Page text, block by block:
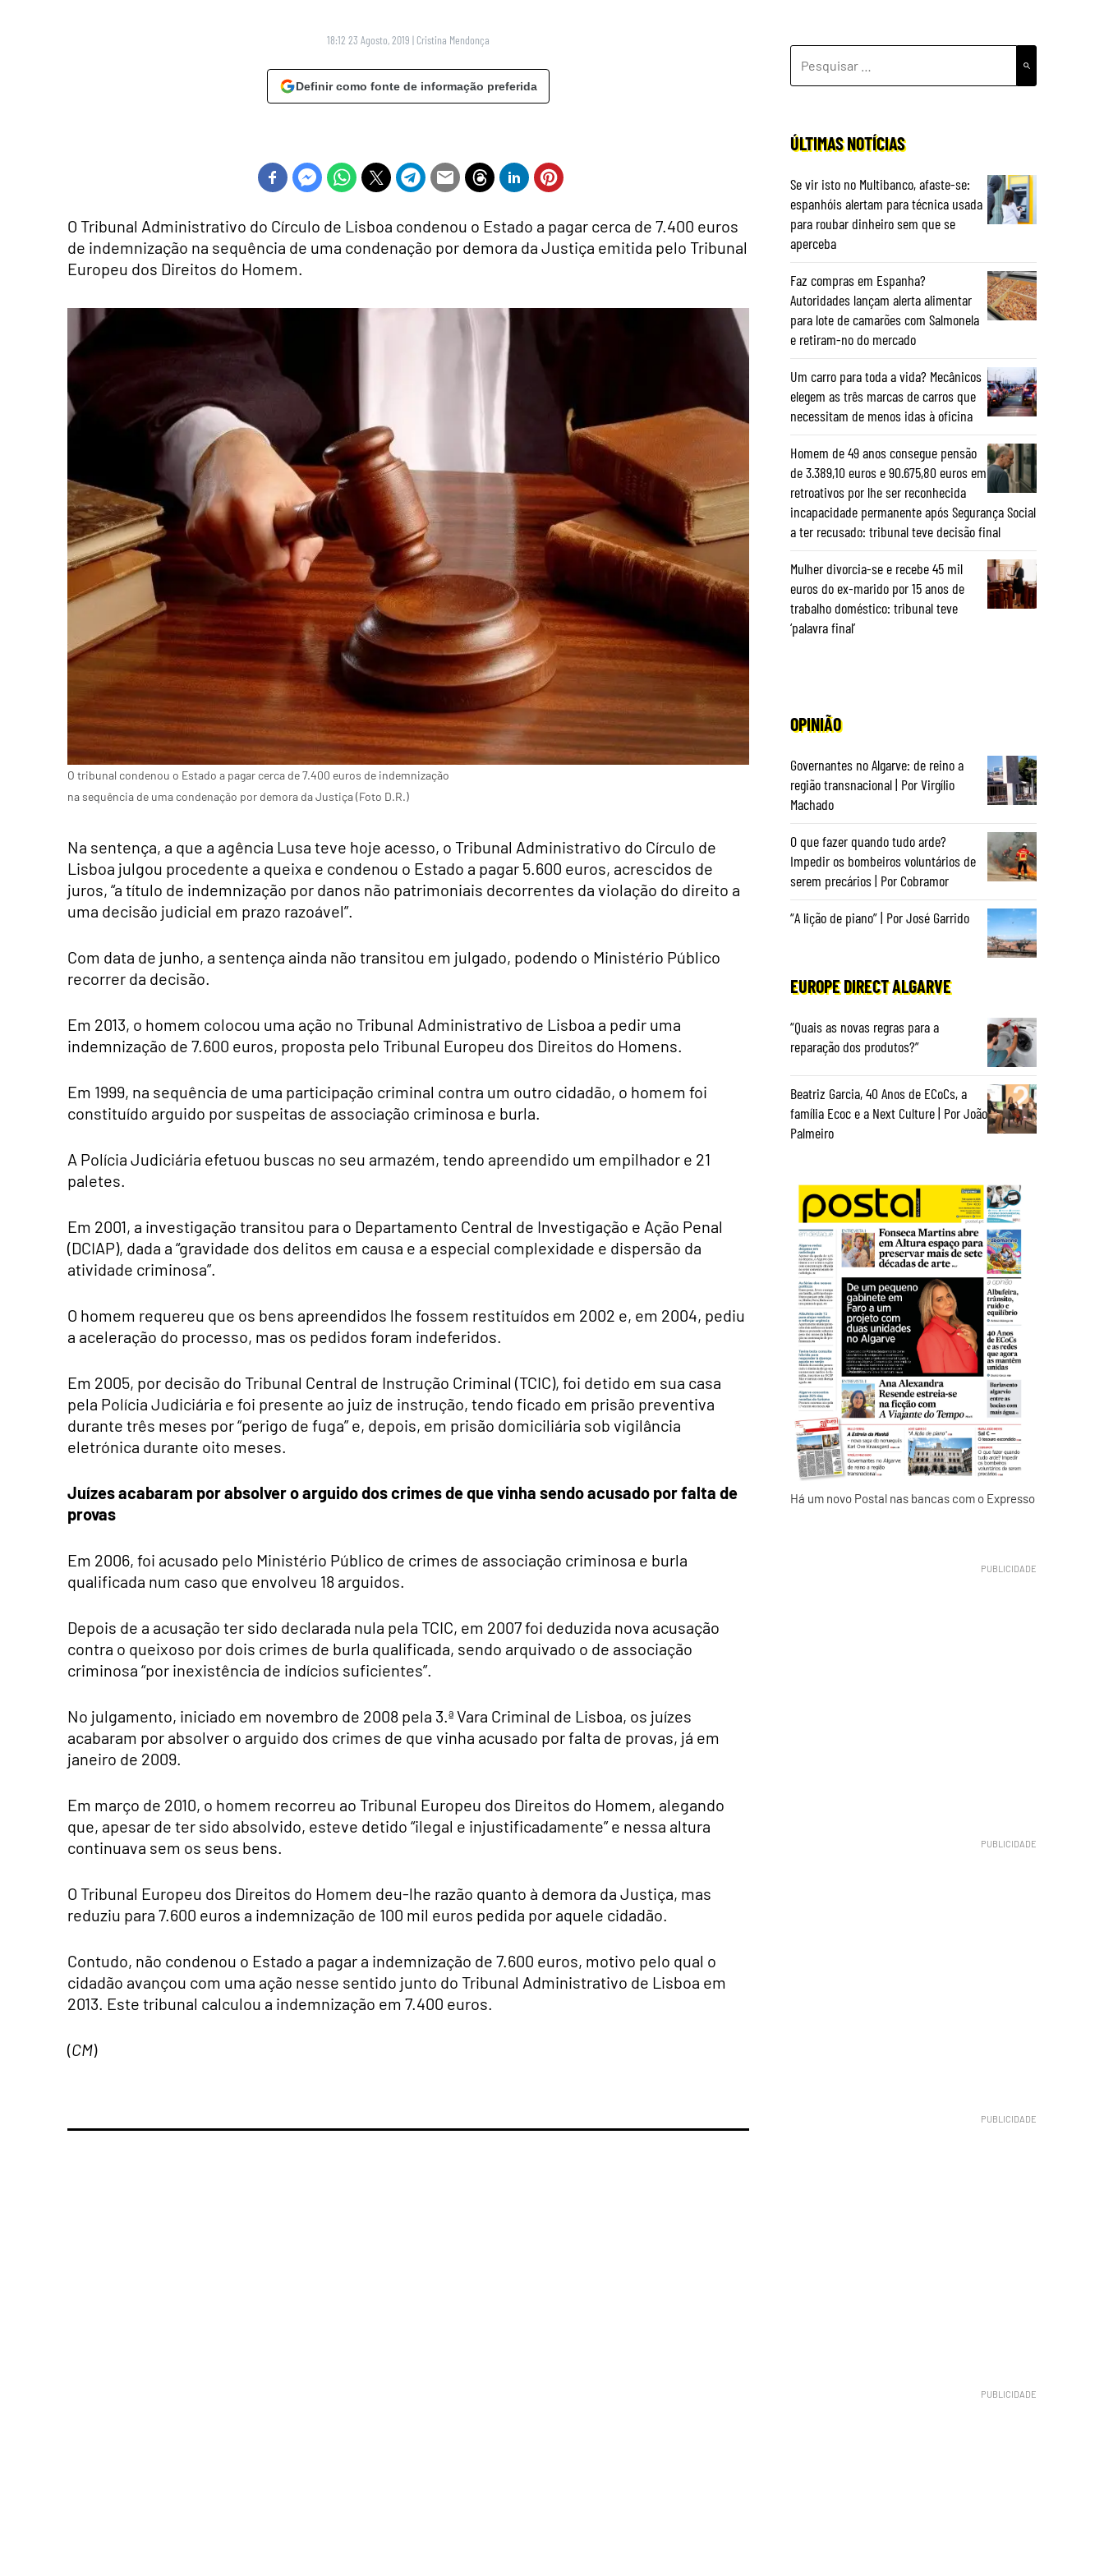
18:12 23 Agosto, 2019 | Cristina Mendonça
Definir como fonte de informação preferida
O Tribunal Administrativo do Círculo de Lisboa condenou o Estado a pagar cerca de 7.400 euros
de indemnização na sequência de uma condenação por demora da Justiça emitida pelo Tribunal
Europeu dos Direitos do Homem.
O tribunal condenou o Estado a pagar cerca de 7.400 euros de indemnização
na sequência de uma condenação por demora da Justiça (Foto D.R.)
Na sentença, a que a agência Lusa teve hoje acesso, o Tribunal Administrativo do Círculo de
Lisboa julgou procedente a queixa e condenou o Estado a pagar 5.600 euros, acrescidos de
juros, “a título de indemnização por danos não patrimoniais decorrentes da violação do direito a
uma decisão judicial em prazo razoável”.
Com data de junho, a sentença ainda não transitou em julgado, podendo o Ministério Público
recorrer da decisão.
Em 2013, o homem colocou uma ação no Tribunal Administrativo de Lisboa a pedir uma
indemnização de 7.600 euros, proposta pelo Tribunal Europeu dos Direitos do Homens.
Em 1999, na sequência de uma participação criminal contra um outro cidadão, o homem foi
constituído arguido por suspeitas de associação criminosa e burla.
A Polícia Judiciária efetuou buscas no seu armazém, tendo apreendido um empilhador e 21
paletes.
Em 2001, a investigação transitou para o Departamento Central de Investigação e Ação Penal
(DCIAP), dada a “gravidade dos delitos em causa e a especial complexidade e dispersão da
atividade criminosa”.
O homem requereu que os bens apreendidos lhe fossem restituídos em 2002 e, em 2004, pediu
a aceleração do processo, mas os pedidos foram indeferidos.
Em 2005, por decisão do Tribunal Central de Instrução Criminal (TCIC), foi detido em sua casa
pela Polícia Judiciária e foi presente ao juiz de instrução, tendo ficado em prisão preventiva
durante três meses por “perigo de fuga” e, depois, em prisão domiciliária sob vigilância
eletrónica durante oito meses.
Juízes acabaram por absolver o arguido dos crimes de que vinha sendo acusado por falta de
provas
Em 2006, foi acusado pelo Ministério Público de crimes de associação criminosa e burla
qualificada num caso que envolveu 18 arguidos.
Depois de a acusação ter sido declarada nula pela TCIC, em 2007 foi deduzida nova acusação
contra o queixoso por dois crimes de burla qualificada, sendo arquivado o de associação
criminosa “por inexistência de indícios suficientes”.
No julgamento, iniciado em novembro de 2008 pela 3.ª Vara Criminal de Lisboa, os juízes
acabaram por absolver o arguido dos crimes de que vinha acusado por falta de provas, já em
janeiro de 2009.
Em março de 2010, o homem recorreu ao Tribunal Europeu dos Direitos do Homem, alegando
que, apesar de ter sido absolvido, esteve detido “ilegal e injustificadamente” e nessa altura
continuava sem os seus bens.
O Tribunal Europeu dos Direitos do Homem deu-lhe razão quanto à demora da Justiça, mas
reduziu para 7.600 euros a indemnização de 100 mil euros pedida por aquele cidadão.
Contudo, não condenou o Estado a pagar a indemnização de 7.600 euros, motivo pelo qual o
cidadão avançou com uma ação nesse sentido junto do Tribunal Administrativo de Lisboa em
2013. Este tribunal calculou a indemnização em 7.400 euros.
(CM)
POR:
ÚLTIMAS NOTÍCIAS
Se vir isto no Multibanco, afaste-se:
espanhóis alertam para técnica usada
para roubar dinheiro sem que se
aperceba
Faz compras em Espanha?
Autoridades lançam alerta alimentar
para lote de camarões com Salmonela
e retiram-no do mercado
Um carro para toda a vida? Mecânicos
elegem as três marcas de carros que
necessitam de menos idas à oficina
Homem de 49 anos consegue pensão
de 3.389,10 euros e 90.675,80 euros em
retroativos por lhe ser reconhecida
incapacidade permanente após Segurança Social
a ter recusado: tribunal teve decisão final
Mulher divorcia-se e recebe 45 mil
euros do ex-marido por 15 anos de
trabalho doméstico: tribunal teve
‘palavra final’
OPINIÃO
Governantes no Algarve: de reino a
região transnacional | Por Virgílio
Machado
O que fazer quando tudo arde?
Impedir os bombeiros voluntários de
serem precários | Por Cobramor
“A lição de piano” | Por José Garrido
EUROPE DIRECT ALGARVE
“Quais as novas regras para a
reparação dos produtos?”
Beatriz Garcia, 40 Anos de ECoCs, a
família Ecoc e a Next Culture | Por João
Palmeiro
Há um novo Postal nas bancas com o Expresso